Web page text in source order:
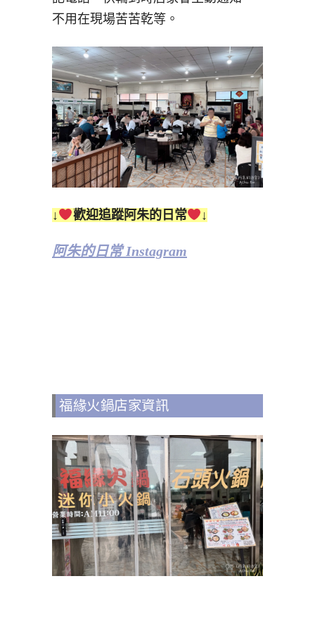
不用在現場苦苦乾等。
↓ 歡迎追蹤阿朱的日常 ↓
阿朱的日常 Instagram
福緣火鍋店家資訊